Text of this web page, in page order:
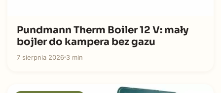
Pundmann Therm Boiler 12 V: mały
bojler do kampera bez gazu
7 sierpnia 2026 3 min